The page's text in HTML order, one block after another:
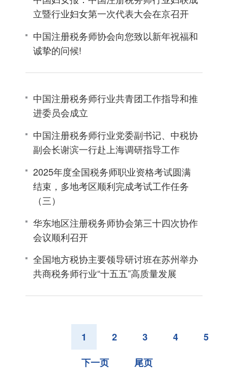
立暨行业妇女第一次代表大会在京召开
中国注册税务师协会向您致以新年祝福和
诚挚的问候!
中国注册税务师行业共青团工作指导和推
进委员会成立
中国注册税务师行业党委副书记、中税协
副会长谢滨一行赴上海调研指导工作
2025年度全国税务师职业资格考试圆满
结束，多地考区顺利完成考试工作任务
（三）
华东地区注册税务师协会第三十四次协作
会议顺利召开
全国地方税协主要领导研讨班在苏州举办
共商税务师行业“十五五”高质量发展
1 2 3 4
5
下一页
尾页